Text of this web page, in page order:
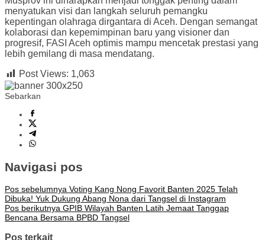
menyatukan visi dan langkah seluruh pemangku
kepentingan olahraga dirgantara di Aceh. Dengan semangat
kolaborasi dan kepemimpinan baru yang visioner dan
progresif, FASI Aceh optimis mampu mencetak prestasi yang
lebih gemilang di masa mendatang.
Post Views: 1,063
Sebarkan
Navigasi pos
Pos sebelumnya Voting Kang Nong Favorit Banten 2025 Telah
Dibuka! Yuk Dukung Abang Nona dari Tangsel di Instagram
Pos berikutnya GPIB Wilayah Banten Latih Jemaat Tanggap
Bencana Bersama BPBD Tangsel
Pos terkait